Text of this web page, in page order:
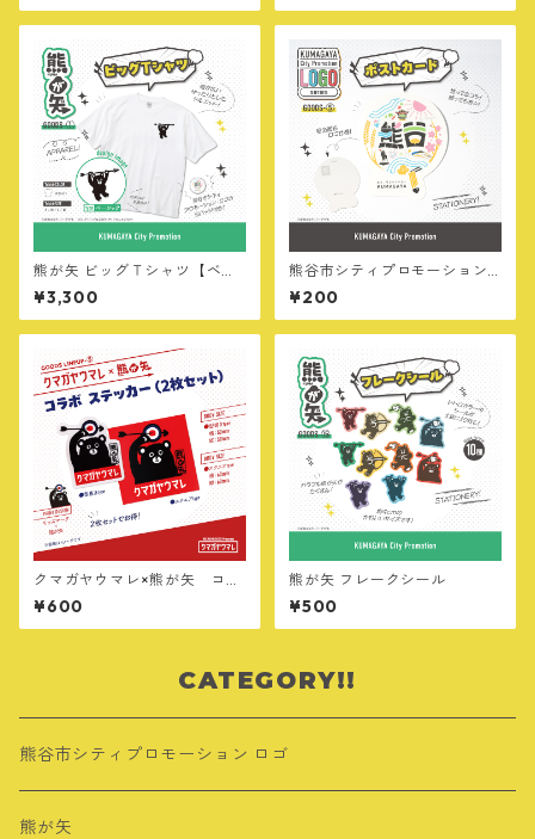
熊が矢 ビッグＴシャツ【ベー
シック】
¥3,300
熊谷市シティプロモーション
ロゴ ポストカード
¥200
クマガヤウマレ×熊が矢 コラ
ボ ステッカー（2枚セット）
¥600
熊が矢 フレークシール
¥500
CATEGORY!!
熊谷市シティプロモーション ロゴ
熊が矢